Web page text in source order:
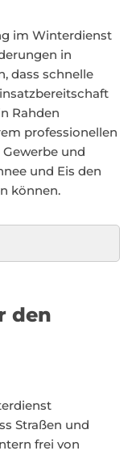
im Winterdienst
in
dass schnelle
Rahden
professionellen
und
und Eis den
können.
den
Straßen und
frei von